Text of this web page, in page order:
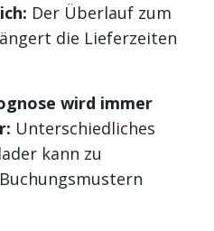
Der Überlauf zum
die Lieferzeiten
wird immer
Unterschiedliches
kann zu